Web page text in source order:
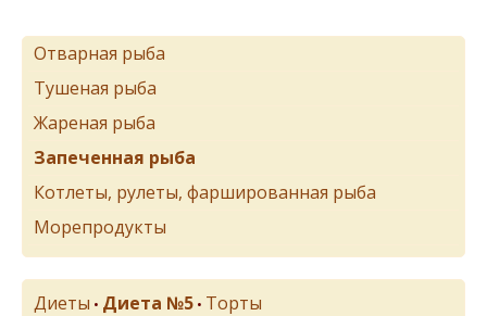
Отварная рыба
Тушеная рыба
Жареная рыба
Запеченная рыба
Котлеты, рулеты, фаршированная рыба
Морепродукты
Диеты • Диета №5 • Торты